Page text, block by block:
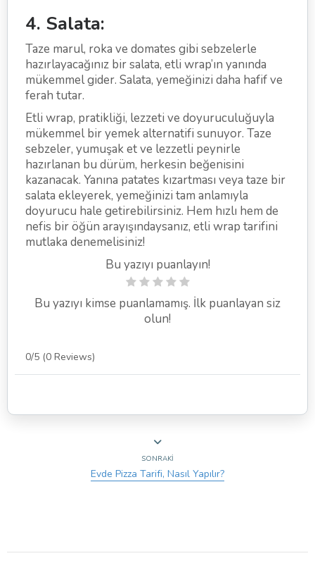
4. Salata:
Taze marul, roka ve domates gibi sebzelerle
hazırlayacağınız bir salata, etli wrap’ın yanında
mükemmel gider. Salata, yemeğinizi daha hafif ve
ferah tutar.
Etli wrap, pratikliği, lezzeti ve doyuruculuğuyla
mükemmel bir yemek alternatifi sunuyor. Taze
sebzeler, yumuşak et ve lezzetli peynirle
hazırlanan bu dürüm, herkesin beğenisini
kazanacak. Yanına patates kızartması veya taze bir
salata ekleyerek, yemeğinizi tam anlamıyla
doyurucu hale getirebilirsiniz. Hem hızlı hem de
nefis bir öğün arayışındaysanız, etli wrap tarifini
mutlaka denemelisiniz!
Bu yazıyı puanlayın!
Bu yazıyı kimse puanlamamış. İlk puanlayan siz
olun!
0/5 (0 Reviews)
SONRAKI
Evde Pizza Tarifi, Nasıl Yapılır?